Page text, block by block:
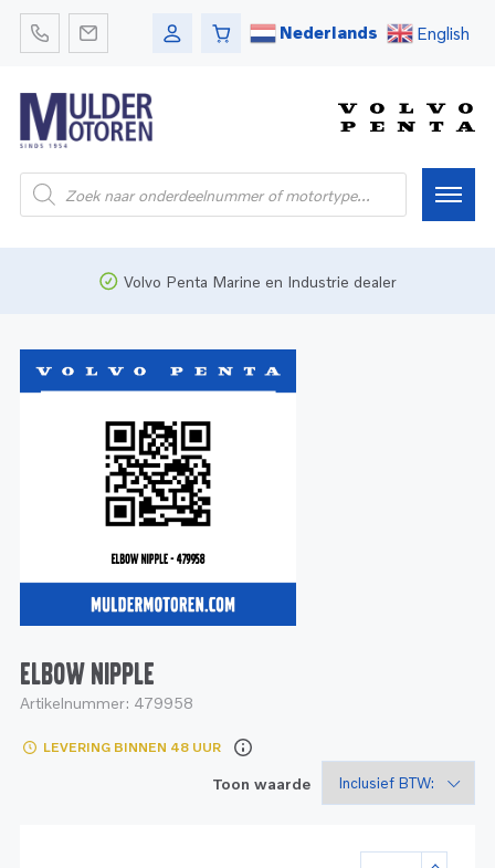
Nederlands English
Onderdelen
Bedrijfsvaart
Onderdelen
Motoren
Onderdelen
Service
Motoren
Service en onderhoud
Reman - Bedrijfsvaart
Volvo Penta Marine en Industrie dealer
ELBOW NIPPLE
Artikelnummer: 479958
LEVERING BINNEN 48 UUR
Toon waarde